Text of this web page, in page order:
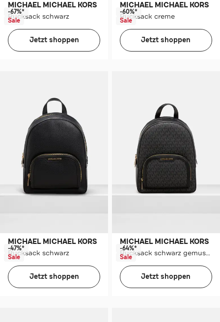
MICHAEL MICHAEL KORS
Rucksack schwarz
-67%*
Sale
Jetzt shoppen
MICHAEL MICHAEL KORS
Rucksack creme
-60%*
Sale
Jetzt shoppen
MICHAEL MICHAEL KORS
Rucksack schwarz
-47%*
Sale
Jetzt shoppen
MICHAEL MICHAEL KORS
Rucksack schwarz gemustert
-64%*
Sale
Jetzt shoppen